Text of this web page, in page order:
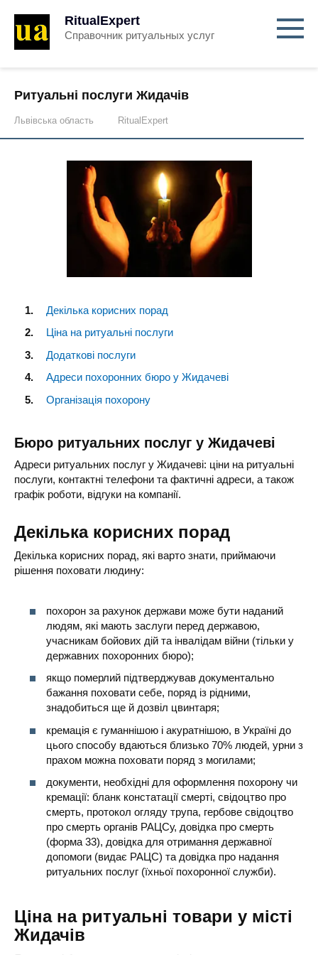
RitualExpert
Справочник ритуальных услуг
Ритуальні послуги Жидачів
Львівська область RitualExpert
Декілька корисних порад
Ціна на ритуальні послуги
Додаткові послуги
Адреси похоронних бюро у Жидачеві
Організація похорону
Бюро ритуальних послуг у Жидачеві
Адреси ритуальних послуг у Жидачеві: ціни на ритуальні
послуги, контактні телефони та фактичні адреси, а також
графік роботи, відгуки на компанії.
Декілька корисних порад
Декілька корисних порад, які варто знати, приймаючи
рішення поховати людину:
похорон за рахунок держави може бути наданий
людям, які мають заслуги перед державою,
учасникам бойових дій та інвалідам війни (тільки у
державних похоронних бюро);
якщо померлий підтверджував документально
бажання поховати себе, поряд із рідними,
знадобиться ще й дозвіл цвинтаря;
кремація є гуманнішою і акуратнішою, в Україні до
цього способу вдаються близько 70% людей, урни з
прахом можна поховати поряд з могилами;
документи, необхідні для оформлення похорону чи
кремації: бланк констатації смерті, свідоцтво про
смерть, протокол огляду трупа, гербове свідоцтво
про смерть органів РАЦСу, довідка про смерть
(форма 33), довідка для отримання державної
допомоги (видає РАЦС) та довідка про надання
ритуальних послуг (їхньої похоронної служби).
Ціна на ритуальні товари у місті
Жидачів